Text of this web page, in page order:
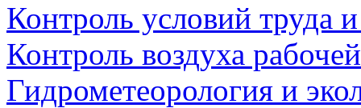
Контроль условий труда
Контроль воздуха
Гидрометеорология и